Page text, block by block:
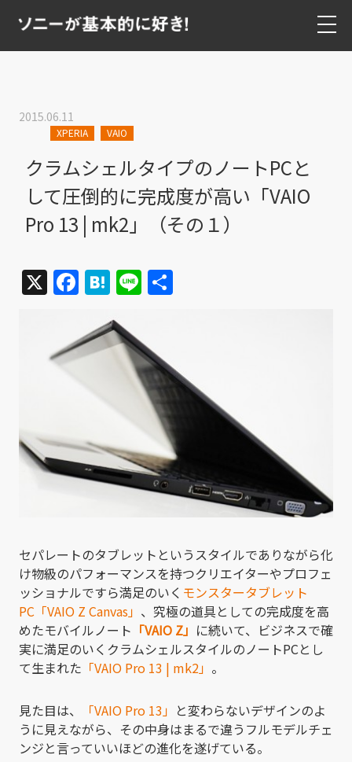
2015.06.11
XPERIA VAIO
クラムシェルタイプのノートPCと
して圧倒的に完成度が高い「VAIO
Pro 13 | mk2」（その１）
X Facebook
Hatena
Line
セパレートのタブレットというスタイルでありながら化
け物級のパフォーマンスを持つクリエイターやプロフェ
ッショナルですら満足のいく モンスタータブレット
PC「VAIO Z Canvas」 、究極の道具としての完成度を高
めたモバイルノート 「VAIO Z」 に続いて、ビジネスで確
実に満足のいくクラムシェルスタイルのノートPCとし
て生まれた 「VAIO Pro 13 | mk2」 。
見た目は、 「VAIO Pro 13」 と変わらないデザインのよ
うに見えながら、その中身はまるで違うフルモデルチェ
ンジと言っていいほどの進化を遂げている。